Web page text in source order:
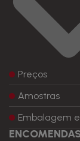
Preços
Amostras
Embalagem